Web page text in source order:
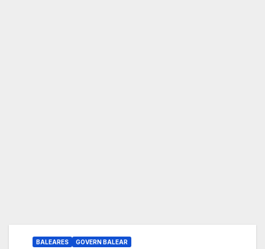
BALEARES GOVERN BALEAR